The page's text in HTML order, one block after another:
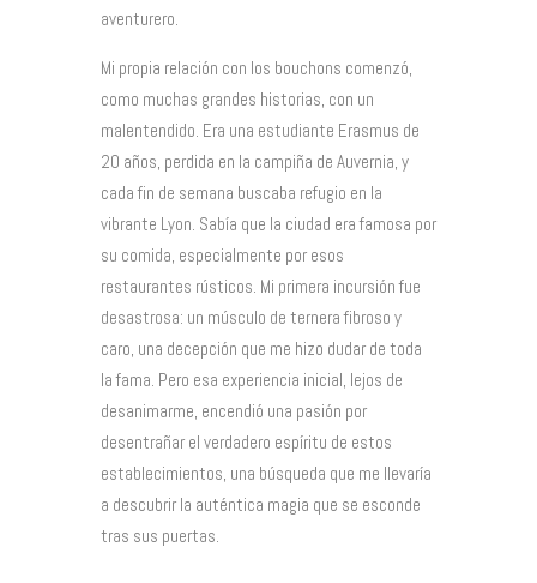
aventurero.
Mi propia relación con los bouchons comenzó,
como muchas grandes historias, con un
malentendido. Era una estudiante Erasmus de
20 años, perdida en la campiña de Auvernia, y
cada fin de semana buscaba refugio en la
vibrante Lyon. Sabía que la ciudad era famosa por
su comida, especialmente por esos
restaurantes rústicos. Mi primera incursión fue
desastrosa: un músculo de ternera fibroso y
caro, una decepción que me hizo dudar de toda
la fama. Pero esa experiencia inicial, lejos de
desanimarme, encendió una pasión por
desentrañar el verdadero espíritu de estos
establecimientos, una búsqueda que me llevaría
a descubrir la auténtica magia que se esconde
tras sus puertas.